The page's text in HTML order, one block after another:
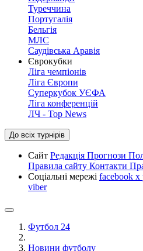
Туреччина
Португалія
Бельгія
МЛС
Саудівська Аравія
Єврокубки
Ліга чемпіонів
Ліга Європи
Суперкубок УЄФА
Ліга конференцій
ЛЧ - Top News
До всіх турнірів
Сайт Редакція Прогнози
Правила сайту Контакти
Соціальні мережі facebook x
viber
Футбол 24
Новини футболу